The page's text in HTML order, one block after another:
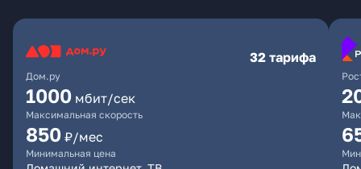
Дом.ру
32 тарифа
1000 мбит/сек
Максимальная скорость
850 ₽/мес
Минимальная цена